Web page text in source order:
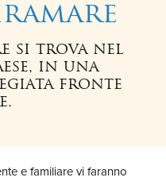
si trova nel
in una
fronte
e familiare vi faranno